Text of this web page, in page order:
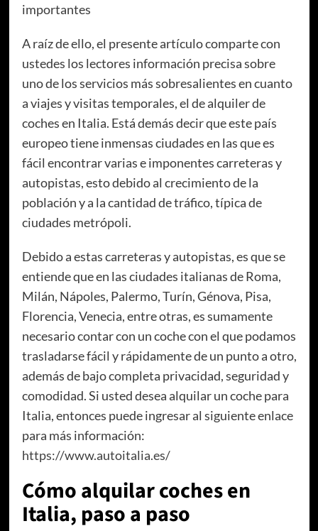
importantes
A raíz de ello, el presente artículo comparte con
ustedes los lectores información precisa sobre
uno de los servicios más sobresalientes en cuanto
a viajes y visitas temporales, el de alquiler de
coches en Italia. Está demás decir que este país
europeo tiene inmensas ciudades en las que es
fácil encontrar varias e imponentes carreteras y
autopistas, esto debido al crecimiento de la
población y a la cantidad de tráfico, típica de
ciudades metrópoli.
Debido a estas carreteras y autopistas, es que se
entiende que en las ciudades italianas de Roma,
Milán, Nápoles, Palermo, Turín, Génova, Pisa,
Florencia, Venecia, entre otras, es sumamente
necesario contar con un coche con el que podamos
trasladarse fácil y rápidamente de un punto a otro,
además de bajo completa privacidad, seguridad y
comodidad. Si usted desea alquilar un coche para
Italia, entonces puede ingresar al siguiente enlace
para más información:
https://www.autoitalia.es/
Cómo alquilar coches en
Italia, paso a paso